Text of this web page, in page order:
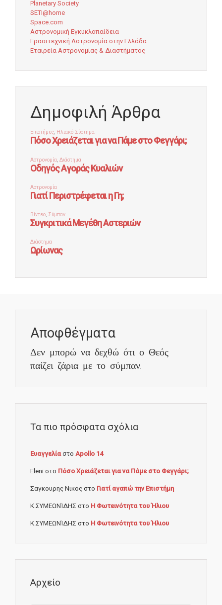
Planetary Society
SETI@home
Space.com
Αστρονομική Εγκυκλοπαίδεια
Ερασιτεχνική Αστρονομία στην Ελλάδα
Εταιρεία Αστρονομίας & Διαστήματος
Δημοφιλή Άρθρα
Αποφθέγματα
Δεν μπορώ να δεχθώ ότι ο Θεός
παίζει ζάρια με το σύμπαν.
Τα πιο πρόσφατα σχόλια
Ευαγγελίαστο Apollo 14
Eleni στο Πόσο Χρειάζεται για να Πάμε στο Φεγγάρι;
Σαγκουρης Νικος στο Γιατί αγαπώ την Επιστήμη
Κ.ΣΥΜΕΩΝΊΔΗΣ στο Η Φωτεινότητα του Ήλιου
Κ.ΣΥΜΕΩΝΊΔΗΣ στο Η Φωτεινότητα του Ήλιου
Αρχείο